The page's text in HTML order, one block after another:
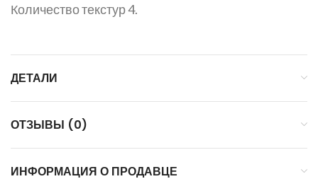
Количество текстур 4.
ДЕТАЛИ
ОТЗЫВЫ (0)
ИНФОРМАЦИЯ О ПРОДАВЦЕ